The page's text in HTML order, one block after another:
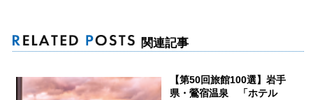
関連記事
【第50回旅館100選】岩手
県・鶯宿温泉 「ホテル